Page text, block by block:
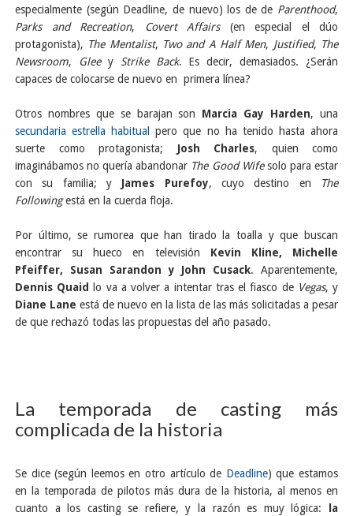
especialmente (según Deadline, de nuevo) los de de Parenthood,
Parks and Recreation, Covert Affairs(en especial el dúo
protagonista), The Mentalist, Two and A Half Men, Justified, The
Newsroom, Gleey Strike Back. Es decir, demasiados. ¿Serán
capaces de colocarse de nuevo en primera línea?
Otros nombres que se barajan son Marcia Gay Harden, una
secundaria estrella habitual
pero que no ha tenido hasta ahora
suerte como protagonista; Josh Charles, quien como
imaginábamos no quería abandonar The Good Wifesolo para estar
con su familia; y James Purefoy, cuyo destino en
The
Followingestá en la cuerda floja.
Por último, se rumorea que han tirado la toalla y que buscan
encontrar su hueco en televisión Kevin Kline, Michelle
Pfeiffer, Susan Sarandon y John Cusack. Aparentemente,
Dennis Quaid
lo va a volver a intentar tras el fiasco de Vegas, y
Diane Lane está de nuevo en la lista de las más solicitadas a pesar
de que rechazó todas las propuestas del año pasado.
La temporada de casting más
complicada de la historia
Se dice (según leemos en otro artículo de Deadline) que estamos
en la temporada de pilotos más dura de la historia, al menos en
cuanto a los casting se refiere, y la razón es muy lógica:
la